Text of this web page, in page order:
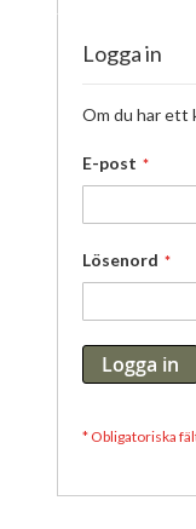
Logga in
Om du har ett
E-post
Lösenord
Logga in